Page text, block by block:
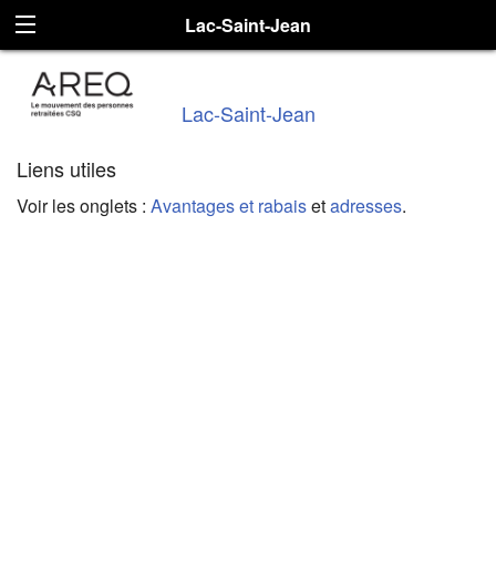
Lac-Saint-Jean
Lac-Saint-Jean
Liens utiles
Voir les onglets : Avantages et rabaisetadresses.